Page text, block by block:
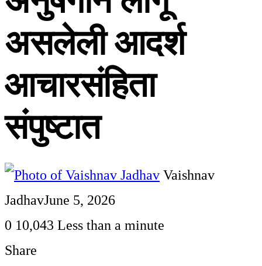
असलेली आदर्श
आचारसंहिता
संपुष्टात
Vaishnav
JadhavJune 5, 2026
0 10,043 Less than a minute
Share